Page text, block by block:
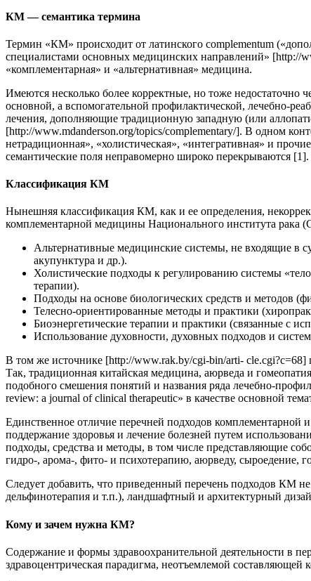
КМ — семантика термина
Термин «КМ» происходит от латинского complementum
специалистами основных медицинских направлений» [http://
«комплементарная» и «альтернативная» медицина.
Имеются несколько более корректные, но тоже
основной, а вспомогательной профилактической, лечебно-
лечения, дополняющие традиционную западную (или
[http://www.mdanderson.org/topics/complementary/]. В одном
нетрадиционная», «холистическая», «интегративная» и
семантические поля неправомерно широко перекрываются
Классификация КМ
Нынешняя классификация КМ, как и ее определения,
комплементарной медицины Национального института
Альтернативные медицинские системы, не входящие в
акупунктура и др.).
Холистические подходы к регулированию системы
терапии).
Подходы на основе биологических средств и методов
Телесно-ориентированные методы и практики
Биоэнергетические терапии и практики (связанные с
Использование духовности, духовных подходов и
В том же источнике [http://www.rak.by/cgi-bin/arti- cle.cgi?c=68]
Так, традиционная китайская медицина, аюрведа и
подобного смешения понятий и названия ряда лечебно-
review: a journal of clinical therapeutic» в качестве основной
Единственное отличие перечней подходов комплементарной
поддержание здоровья и лечение болезней путем
подходы, средства и методы, в том числе представляющие
гидро-, арома-, фито- и психотерапию, аюрведу,
Следует добавить, что приведенный перечень подходов КМ
дельфинотерапия и т.п.), ландшафтный и архитектурный
Кому и зачем нужна КМ?
Содержание и формы здравоохранительной деятельности в
здравоцентрическая парадигма, неотъемлемой составляющей